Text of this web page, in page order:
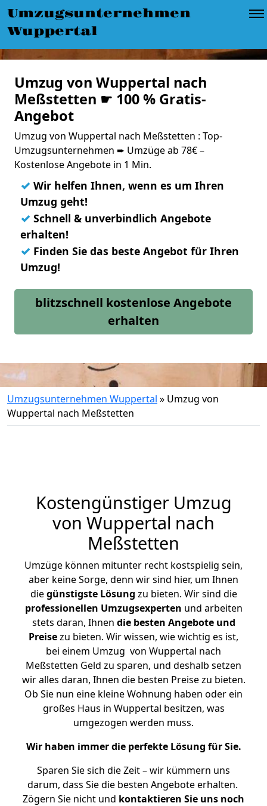
Umzugsunternehmen
Wuppertal
Umzug von Wuppertal nach
Meßstetten ☛ 100 % Gratis-
Angebot
Umzug von Wuppertal nach Meßstetten : Top-
Umzugsunternehmen ➨ Umzüge ab 78€ –
Kostenlose Angebote in 1 Min.
✓ Wir helfen Ihnen, wenn es um Ihren
Umzug geht!
✓ Schnell & unverbindlich Angebote
erhalten!
✓ Finden Sie das beste Angebot für Ihren
Umzug!
blitzschnell kostenlose Angebote
erhalten
Umzugsunternehmen Wuppertal » Umzug von
Wuppertal nach Meßstetten
Kostengünstiger Umzug
von Wuppertal nach
Meßstetten
Umzüge können mitunter recht kostspielig sein,
aber keine Sorge, denn wir sind hier, um Ihnen
diegünstigste Lösung zu bieten. Wir sind die
professionellen Umzugsexperten und arbeiten
stets daran, Ihnen die besten Angebote und
Preisezu bieten. Wir wissen, wie wichtig es ist,
bei einem Umzug von Wuppertal nach
Meßstetten Geld zu sparen, und deshalb setzen
wir alles daran, Ihnen die besten Preise zu bieten.
Ob Sie nun eine kleine Wohnung haben oder ein
großes Haus in Wuppertal besitzen, was
umgezogen werden muss.
Wir haben immer die perfekte Lösung für Sie.
Sparen Sie sich die Zeit – wir kümmern uns
darum, dass Sie die besten Angebote erhalten.
Zögern Sie nicht und kontaktieren Sie uns noch